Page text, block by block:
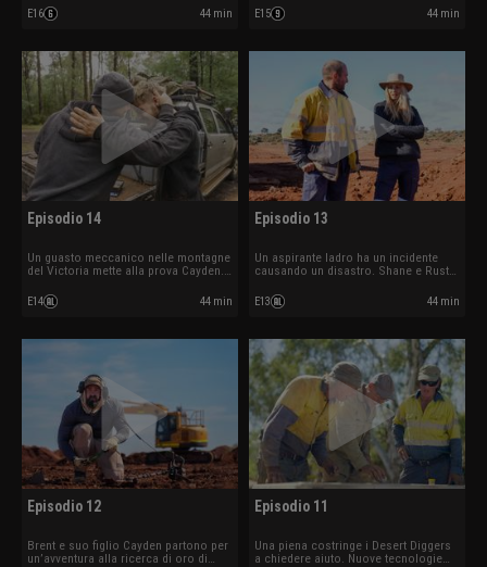
meccanico ferma l’escavatore dei
Wanderers.
E16 44 min
dei Desert Diggers.
E15 44 min
Episodio 14
Un guasto meccanico nelle montagne
del Victoria mette alla prova Cayden.
l’operazione dei Mackie.
E14 44 min
Episodio 13
Un aspirante ladro ha un incidente
causando un disastro. Shane e Rusty
attraverso un terreno insidioso.
E13 44 min
Episodio 12
Brent e suo figlio Cayden partono per
un’avventura alla ricerca di oro di
Episodio 11
Una piena costringe i Desert Diggers
a chiedere aiuto. Nuove tecnologie